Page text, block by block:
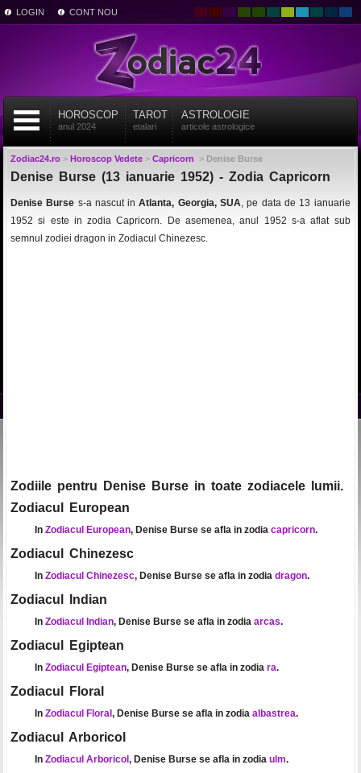
LOGIN CONT NOU
HOROSCOP
anul 2024
TAROT
etalari
ASTROLOGIE
articole astrologice
Zodiac24.ro> Horoscop Vedete> Capricorn > Denise Burse
Denise Burse (13 ianuarie 1952) - Zodia Capricorn
Denise Burse s-a nascut inAtlanta, Georgia, SUA, pe data de 13 ianuarie
1952 si este in zodia Capricorn. De asemenea, anul 1952 s-a aflat sub
semnul zodiei dragon in Zodiacul Chinezesc.
Zodiile pentru Denise Burse in toate zodiacele lumii.
Zodiacul European
In Zodiacul European, Denise Burse se afla in zodia capricorn.
Zodiacul Chinezesc
In Zodiacul Chinezesc, Denise Burse se afla in zodia dragon.
Zodiacul Indian
In Zodiacul Indian, Denise Burse se afla in zodia arcas.
Zodiacul Egiptean
In Zodiacul Egiptean, Denise Burse se afla in zodia ra.
Zodiacul Floral
In Zodiacul Floral , Denise Burse se afla in zodia albastrea.
Zodiacul Arboricol
In Zodiacul Arboricol , Denise Burse se afla in zodia ulm.